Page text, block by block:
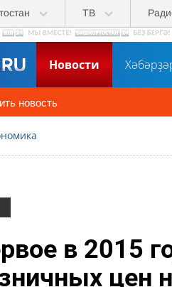
ТВ
Новости
новость
в 2015
цен